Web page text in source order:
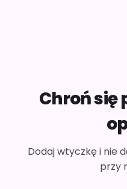
Chroń
Dodaj wtyczkę i nie
przy